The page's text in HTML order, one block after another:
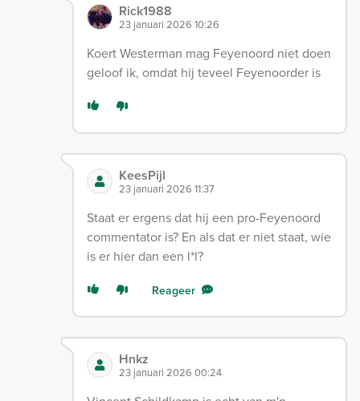
Rick1988
23 januari 2026 10:26
Koert Westerman mag Feyenoord niet doen
geloof ik, omdat hij teveel Feyenoorder is
KeesPijl
23 januari 2026 11:37
Staat er ergens dat hij een pro-Feyenoord
commentator is? En als dat er niet staat, wie
is er hier dan een l*l?
Reageer
Hnkz
23 januari 2026 00:24